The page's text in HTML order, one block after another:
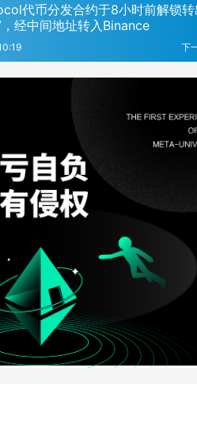
代币分发合约于8小时前解锁转
经中间地址转入Binance
下